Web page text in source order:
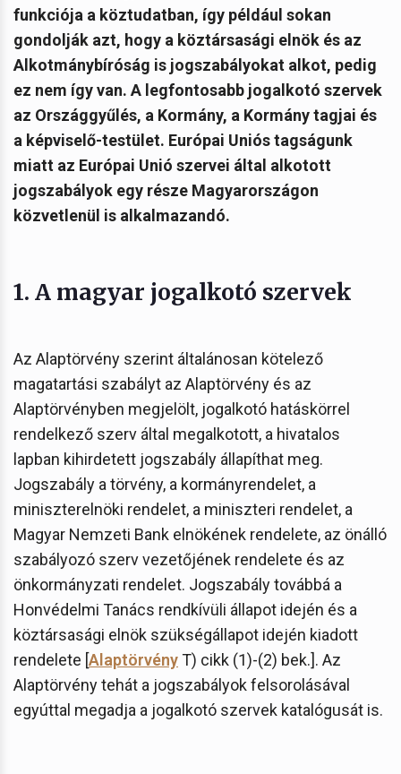
funkciója a köztudatban, így például sokan
gondolják azt, hogy a köztársasági elnök és az
Alkotmánybíróság is jogszabályokat alkot, pedig
ez nem így van. A legfontosabb jogalkotó szervek
az Országgyűlés, a Kormány, a Kormány tagjai és
a képviselő-testület. Európai Uniós tagságunk
miatt az Európai Unió szervei által alkotott
jogszabályok egy része Magyarországon
közvetlenül is alkalmazandó.
1. A magyar jogalkotó szervek
Az Alaptörvény szerint általánosan kötelező
magatartási szabályt az Alaptörvény és az
Alaptörvényben megjelölt, jogalkotó hatáskörrel
rendelkező szerv által megalkotott, a hivatalos
lapban kihirdetett jogszabály állapíthat meg.
Jogszabály a törvény, a kormányrendelet, a
miniszterelnöki rendelet, a miniszteri rendelet, a
Magyar Nemzeti Bank elnökének rendelete, az önálló
szabályozó szerv vezetőjének rendelete és az
önkormányzati rendelet. Jogszabály továbbá a
Honvédelmi Tanács rendkívüli állapot idején és a
köztársasági elnök szükségállapot idején kiadott
rendelete [AlaptörvényT) cikk (1)-(2) bek.]. Az
Alaptörvény tehát a jogszabályok felsorolásával
egyúttal megadja a jogalkotó szervek katalógusát is.